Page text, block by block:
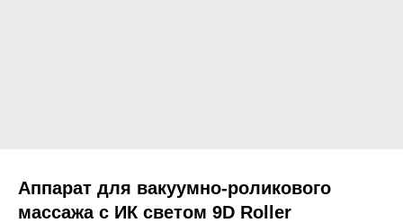
Аппарат для вакуумно-роликового
массажа с ИК светом 9D Roller